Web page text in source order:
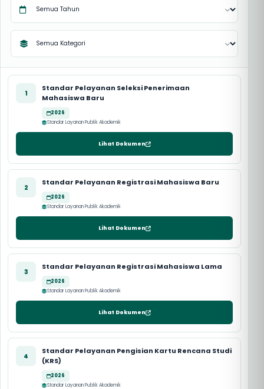
1
Standar Pelayanan Seleksi Penerimaan
Mahasiswa Baru
2026
Standar Layanan Publik Akademik
Lihat Dokumen
2
Standar Pelayanan Registrasi Mahasiswa Baru
2026
Standar Layanan Publik Akademik
Lihat Dokumen
3
Standar Pelayanan Registrasi Mahasiswa Lama
2026
Standar Layanan Publik Akademik
Lihat Dokumen
4
Standar Pelayanan Pengisian Kartu Rencana Studi
(KRS)
2026
Standar Layanan Publik Akademik